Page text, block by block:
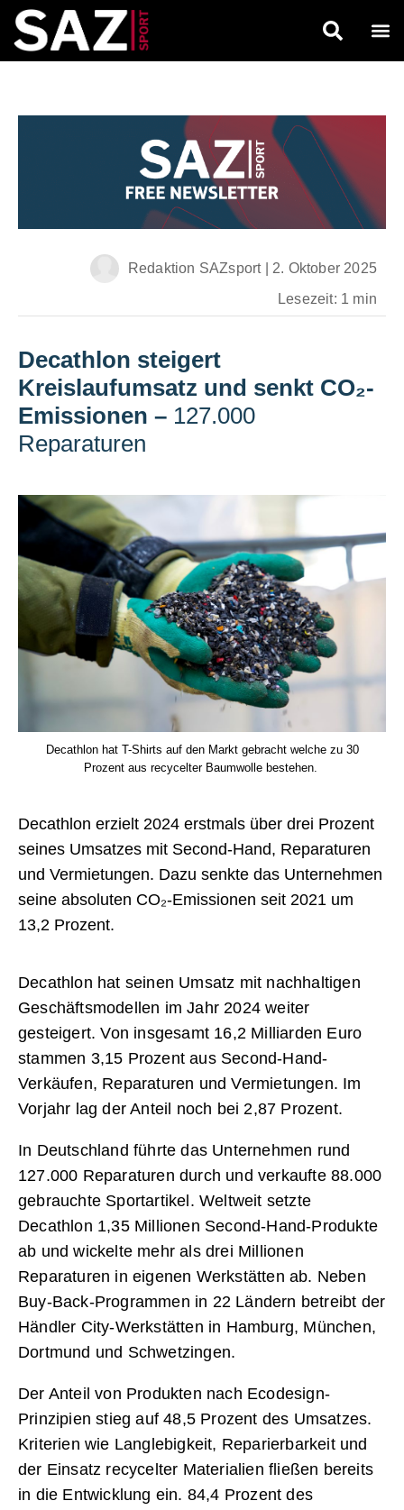
Redaktion SAZsport
2. Oktober 2025
Lesezeit: 1 min
Decathlon steigert
Kreislaufumsatz und senkt CO₂-
Emissionen – 127.000
Reparaturen
Decathlon hat T-Shirts auf den Markt gebracht welche zu 30
Prozent aus recycelter Baumwolle bestehen.
Decathlon erzielt 2024 erstmals über drei Prozent
seines Umsatzes mit Second-Hand, Reparaturen
und Vermietungen. Dazu senkte das Unternehmen
seine absoluten CO₂-Emissionen seit 2021 um
13,2 Prozent.
Decathlon hat seinen Umsatz mit nachhaltigen
Geschäftsmodellen im Jahr 2024 weiter
gesteigert. Von insgesamt 16,2 Milliarden Euro
stammen 3,15 Prozent aus Second-Hand-
Verkäufen, Reparaturen und Vermietungen. Im
Vorjahr lag der Anteil noch bei 2,87 Prozent.
In Deutschland führte das Unternehmen rund
127.000 Reparaturen durch und verkaufte 88.000
gebrauchte Sportartikel. Weltweit setzte
Decathlon 1,35 Millionen Second-Hand-Produkte
ab und wickelte mehr als drei Millionen
Reparaturen in eigenen Werkstätten ab. Neben
Buy-Back-Programmen in 22 Ländern betreibt der
Händler City-Werkstätten in Hamburg, München,
Dortmund und Schwetzingen.
Der Anteil von Produkten nach Ecodesign-
Prinzipien stieg auf 48,5 Prozent des Umsatzes.
Kriterien wie Langlebigkeit, Reparierbarkeit und
der Einsatz recycelter Materialien fließen bereits
in die Entwicklung ein. 84,4 Prozent des